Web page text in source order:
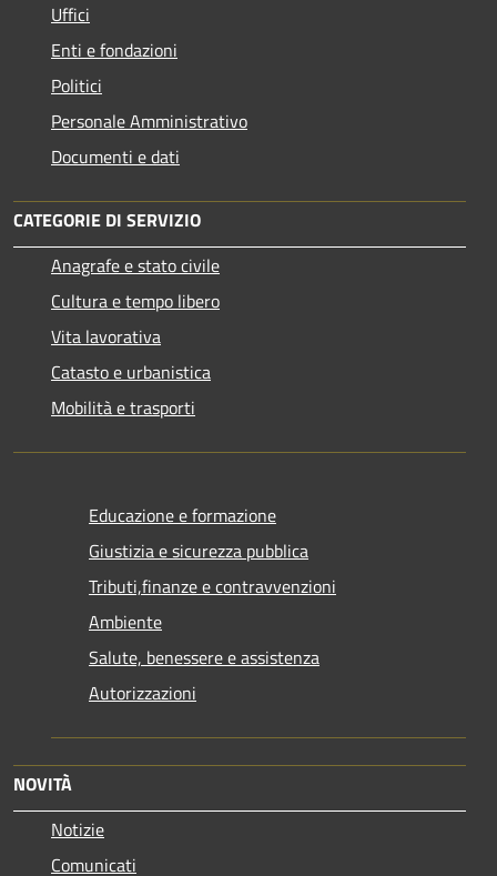
Uffici
Enti e fondazioni
Politici
Personale Amministrativo
Documenti e dati
CATEGORIE DI SERVIZIO
Anagrafe e stato civile
Cultura e tempo libero
Vita lavorativa
Catasto e urbanistica
Mobilità e trasporti
Educazione e formazione
Giustizia e sicurezza pubblica
Tributi,finanze e contravvenzioni
Ambiente
Salute, benessere e assistenza
Autorizzazioni
NOVITÀ
Notizie
Comunicati